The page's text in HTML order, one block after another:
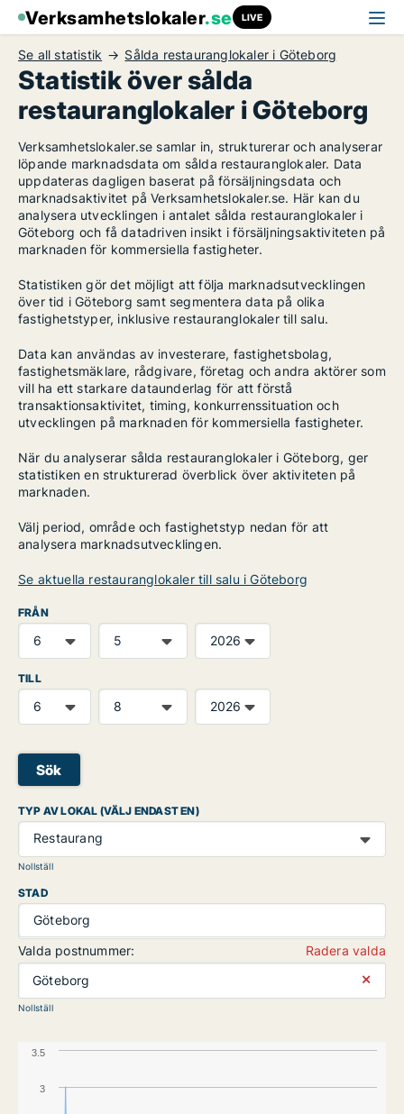
Verksamhetslokaler.se LIVE
Se all statistik Sålda restauranglokaler i Göteborg
Statistik över sålda
restauranglokaler i Göteborg
Verksamhetslokaler.se samlar in, strukturerar och analyserar
löpande marknadsdata om sålda restauranglokaler. Data
uppdateras dagligen baserat på försäljningsdata och
marknadsaktivitet på Verksamhetslokaler.se. Här kan du
analysera utvecklingen i antalet sålda restauranglokaler i
Göteborg och få datadriven insikt i försäljningsaktiviteten på
marknaden för kommersiella fastigheter.
Statistiken gör det möjligt att följa marknadsutvecklingen
över tid i Göteborg samt segmentera data på olika
fastighetstyper, inklusive restauranglokaler till salu.
Data kan användas av investerare, fastighetsbolag,
fastighetsmäklare, rådgivare, företag och andra aktörer som
vill ha ett starkare dataunderlag för att förstå
transaktionsaktivitet, timing, konkurrenssituation och
utvecklingen på marknaden för kommersiella fastigheter.
När du analyserar sålda restauranglokaler i Göteborg, ger
statistiken en strukturerad överblick över aktiviteten på
marknaden.
Välj period, område och fastighetstyp nedan för att
analysera marknadsutvecklingen.
Se aktuella restauranglokaler till salu i Göteborg
FRÅN
TILL
Sök
TYP AV LOKAL (VÄLJ ENDAST EN)
Restaurang
Nollställ
STAD
Göteborg
Valda postnummer:
Radera valda
Göteborg
⨯
Nollställ
3
3.5